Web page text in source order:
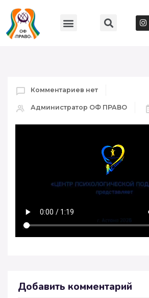
Комментариев нет
Администратор ОФ ПРАВО
Добавить комментарий